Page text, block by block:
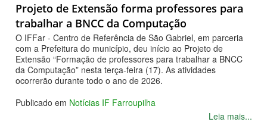
Projeto de Extensão forma professores para
trabalhar a BNCC da Computação
O IFFar - Centro de Referência de São Gabriel, em parceria
com a Prefeitura do município, deu início ao Projeto de
Extensão “Formação de professores para trabalhar a BNCC
da Computação” nesta terça-feira (17). As atividades
ocorrerão durante todo o ano de 2026.
Publicado em Notícias IF Farroupilha
Leia mais...